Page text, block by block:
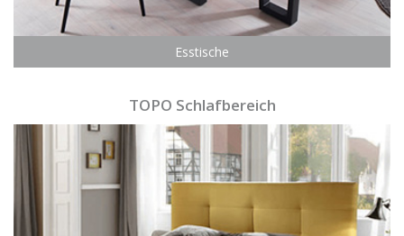
Esstische
TOPO Schlafbereich